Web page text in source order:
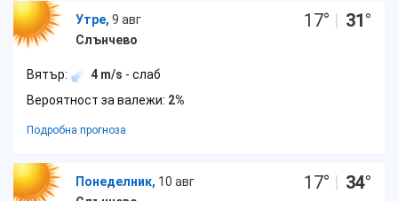
Утре, 9 авг
Слънчево
17° | 31°
Вятър: 4 m/s - слаб
Вероятност за валежи: 2%
Подробна прогноза
Понеделник, 10 авг
17° | 34°